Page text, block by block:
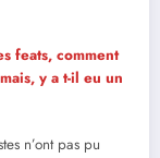
feats, comment
y a t-il eu un
n’ont pas pu